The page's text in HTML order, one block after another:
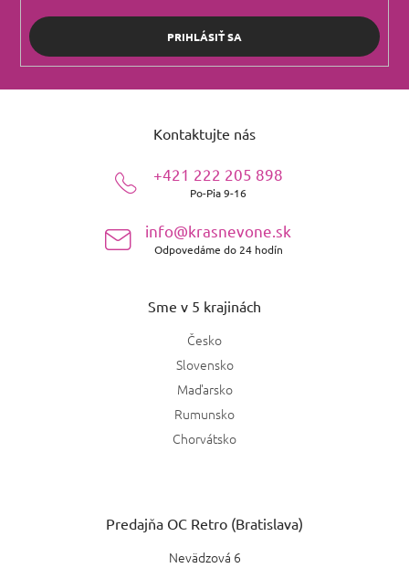
PRIHLÁSIŤ SA
Kontaktujte nás
+421 222 205 898
Po-Pia 9-16
info@krasnevone.sk
Odpovedáme do 24 hodín
Sme v 5 krajinách
Česko
Slovensko
Maďarsko
Rumunsko
Chorvátsko
Predajňa OC Retro (Bratislava)
Nevädzová 6